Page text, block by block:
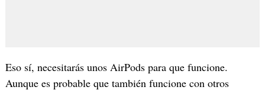
Eso sí, necesitarás unos AirPods para que funcione.
Aunque es probable que también funcione con otros